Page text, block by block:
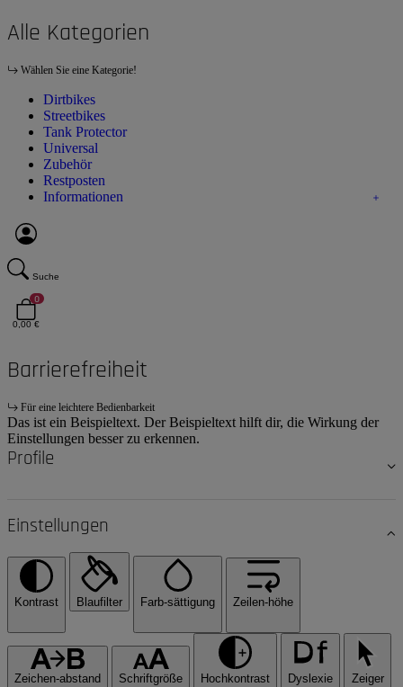
Alle Kategorien
Wählen Sie eine Kategorie!
Dirtbikes
Streetbikes
Tank Protector
Universal
Zubehör
Restposten
Informationen
Suche
0
0,00 €
Barrierefreiheit
Für eine leichtere Bedienbarkeit
Das ist ein Beispieltext. Der Beispieltext hilft dir, die Wirkung der
Einstellungen besser zu erkennen.
Profile
Einstellungen
Kontrast Blaufilter Farb-sättigung Zeilen-höhe
Zeichen-abstand Schriftgröße Hochkontrast Dyslexie Zeiger